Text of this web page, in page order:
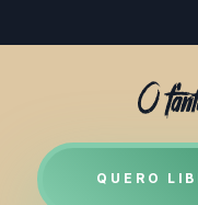
QUERO